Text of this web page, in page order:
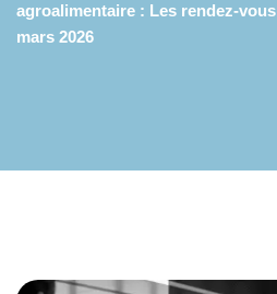
agroalimentaire : Les rendez-
mars 2026